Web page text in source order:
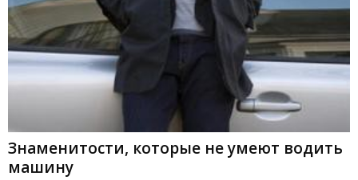
Знаменитости, которые не умеют водить
машину